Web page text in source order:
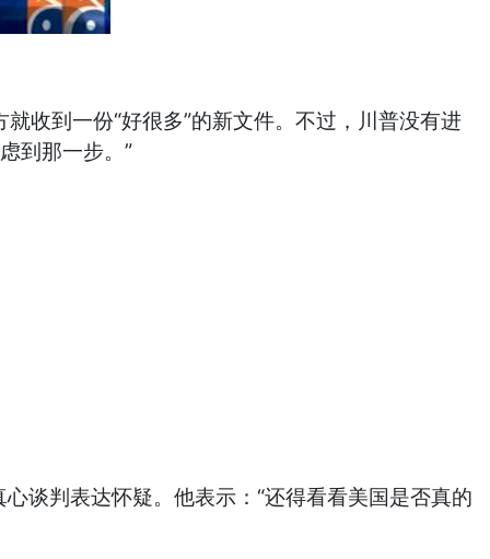
收到一份“好很多”的新文件。不过，川普没有进
到那一步。”
谈判表达怀疑。他表示：“还得看看美国是否真的